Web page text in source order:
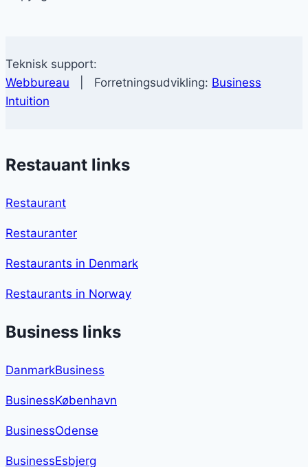
Teknisk support:
Webbureau | Forretningsudvikling: Business
Intuition
Restauant links
Restaurant
Restauranter
Restaurants in Denmark
Restaurants in Norway
Business links
DanmarkBusiness
BusinessKøbenhavn
BusinessOdense
BusinessEsbjerg